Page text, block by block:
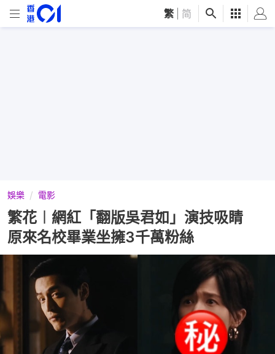
繁 简
娛樂 電影
繁花︱網紅「翻版吳君如」演技吸睛
原來名校畢業坐擁3千萬粉絲